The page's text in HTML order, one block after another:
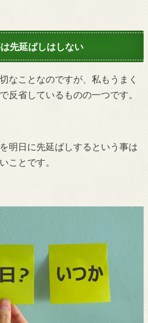
先延ばしはしない
なことなのですが、私もうまく
反省しているものの一つです。
明日に先延ばしするという事は
ことです。